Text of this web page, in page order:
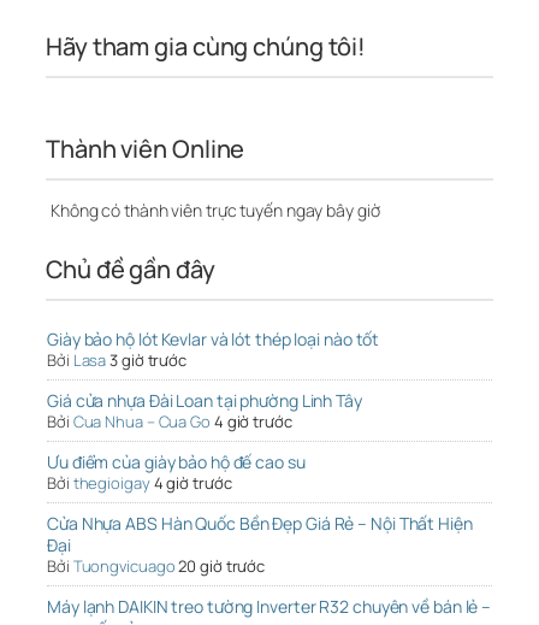
Hãy tham gia cùng chúng tôi!
Thành viên Online
Không có thành viên trực tuyến ngay bây giờ
Chủ đề gần đây
Giày bảo hộ lót Kevlar và lót thép loại nào tốt
Bởi Lasa3 giờ trước
Giá cửa nhựa Đài Loan tại phường Linh Tây
Bởi Cua Nhua – Cua Go 4 giờ trước
Ưu điểm của giày bảo hộ đế cao su
Bởi thegioigay4 giờ trước
Cửa Nhựa ABS Hàn Quốc Bền Đẹp Giá Rẻ – Nội Thất Hiện
Đại
Bởi Tuongvicuago20 giờ trước
Máy lạnh DAIKIN treo tường Inverter R32 chuyên về bán lẻ –